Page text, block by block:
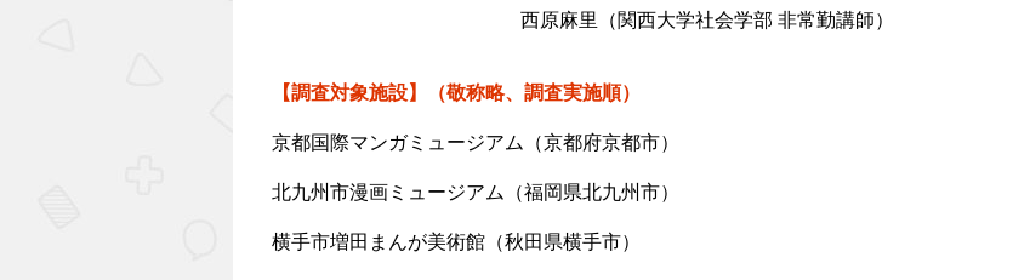
西原麻里（関西大学社会学部 非常勤講師）
【調査対象施設】（敬称略、調査実施順）
京都国際マンガミュージアム（京都府京都市）
北九州市漫画ミュージアム（福岡県北九州市）
横手市増田まんが美術館（秋田県横手市）